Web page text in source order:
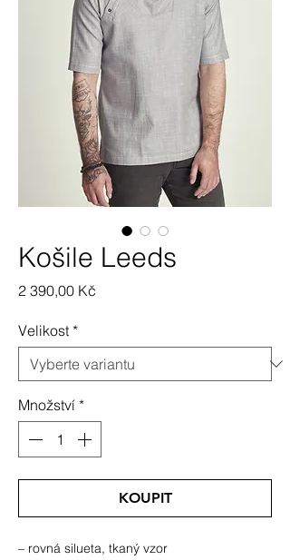
Košile Leeds
2 390,00 Kč
Velikost *
Množství *
KOUPIT
– rovná silueta, tkaný vzor